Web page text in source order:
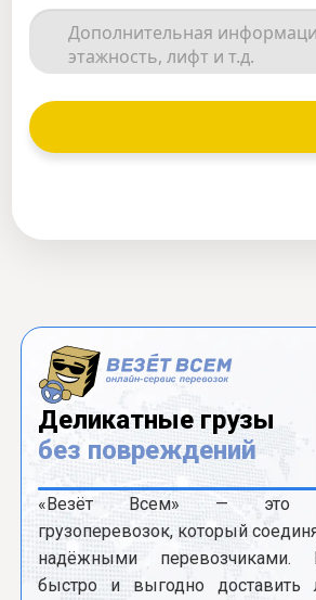
Деликатные грузы
без повреждений
«Везёт Всем» — это
грузоперевозок, который
надёжными
быстро и выгодно доставить